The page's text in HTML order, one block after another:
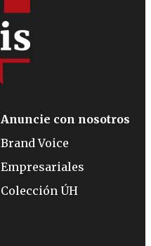
Anuncie con nosotros
Brand Voice
Empresariales
Colección ÚH